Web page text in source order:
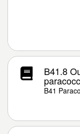
B41.8
B41